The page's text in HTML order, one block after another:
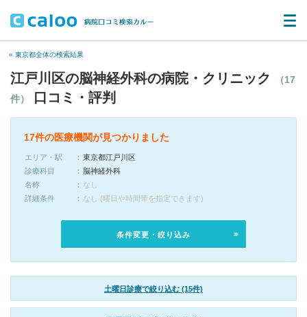
« 東京都全体の検索結果
江戸川区の脳神経外科の病院・クリニック
（17
件）
口コミ・評判
17件の医療機関が見つかりました
エリア・駅
東京都江戸川区
診療科目
脳神経外科
名称
なし
詳細条件
なし (曜日や時間帯を指定できます)
条件変更・絞り込み
土曜日診療で絞り込む (15件)